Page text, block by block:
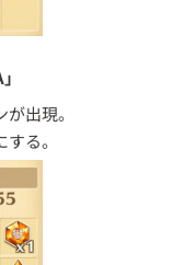
出現。
る。